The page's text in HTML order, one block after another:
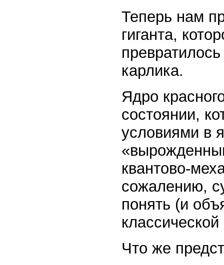
Теперь нам
гиганта,
карлика.
Ядро
состоянии,
условиями в
квантово-
сожалению,
понять (и
Что же